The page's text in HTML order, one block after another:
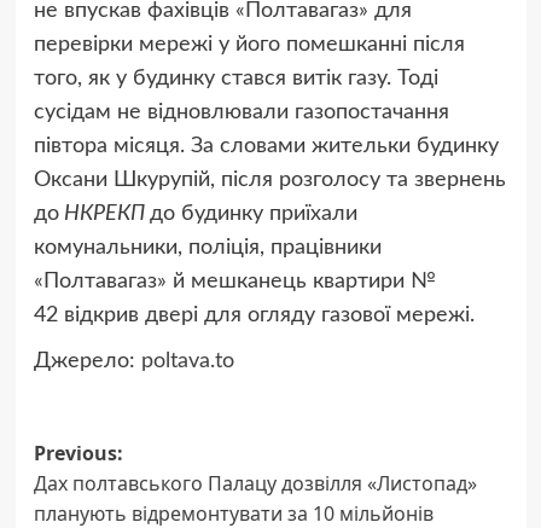
не впускав фахівців «Полтавагаз» для
перевірки мережі у його помешканні після
того, як у будинку стався витік газу. Тоді
сусідам не відновлювали газопостачання
півтора місяця. За словами жительки будинку
Оксани Шкурупій, після розголосу та звернень
доНКРЕКП до будинку приїхали
комунальники, поліція, працівники
«Полтавагаз» й мешканець квартири №
42 відкрив двері для огляду газової мережі.
Джерело: poltava.to
Post
navigation
Previous:
Дах полтавського Палацу дозвілля «Листопад»
планують відремонтувати за 10 мільйонів